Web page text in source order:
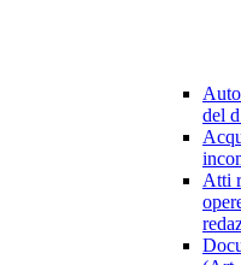
del
Atti